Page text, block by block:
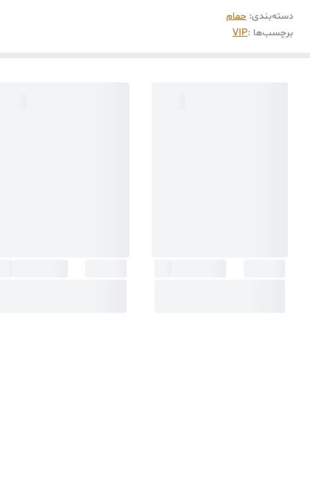
دسته‌بندی: حمام
برچسب‌ها :VIP